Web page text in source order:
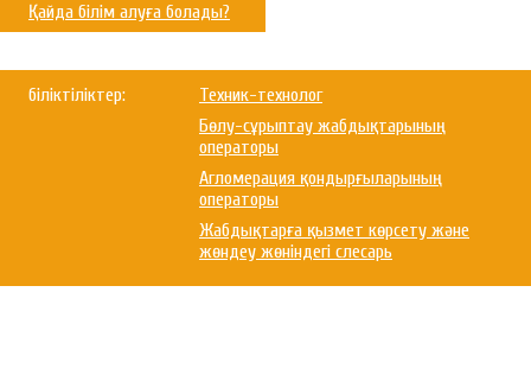
Қайда білім алуға болады?
біліктіліктер:
Техник-технолог
Бөлу-сұрыптау жабдықтарының
операторы
Агломерация қондырғыларының
операторы
Жабдықтарға қызмет көрсету және
жөндеу жөніндегі слесарь